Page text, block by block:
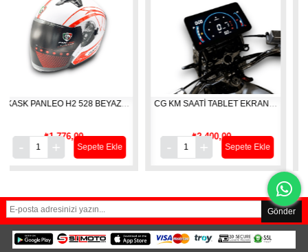
KASK PANLEO H2 528 BEYAZ-RED (M)
₺1.776,00
Sepete Ekle
CG KM SAATİ TABLET EKRAN LCD
₺2.400,00
Sepete Ekle
IRC 3.50 X
Gönder